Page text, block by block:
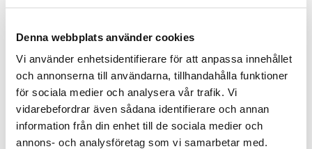
Denna webbplats använder cookies
Vi använder enhetsidentifierare för att anpassa innehållet
och annonserna till användarna, tillhandahålla funktioner
för sociala medier och analysera vår trafik. Vi
vidarebefordrar även sådana identifierare och annan
information från din enhet till de sociala medier och
annons- och analysföretag som vi samarbetar med.